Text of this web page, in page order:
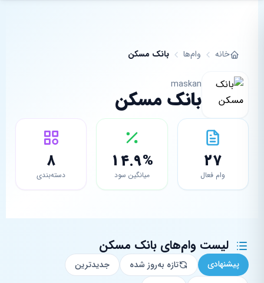
خانه وام‌ها بانک مسکن
maskan
بانک مسکن
27
وام فعال
14.9%
میانگین سود
8
دسته‌بندی
لیست وام‌های بانک مسکن
پیشنهادی تازه به‌روز شده
جدیدترین